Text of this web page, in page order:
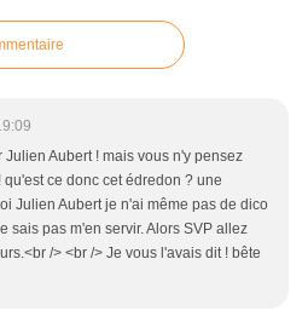
Aubert ! mais vous n'y pensez
ce donc cet édredon ? une
Julien Aubert je n'ai même pas de dico
sais pas m'en servir. Alors SVP allez
/> <br /> Je vous l'avais dit ! bête